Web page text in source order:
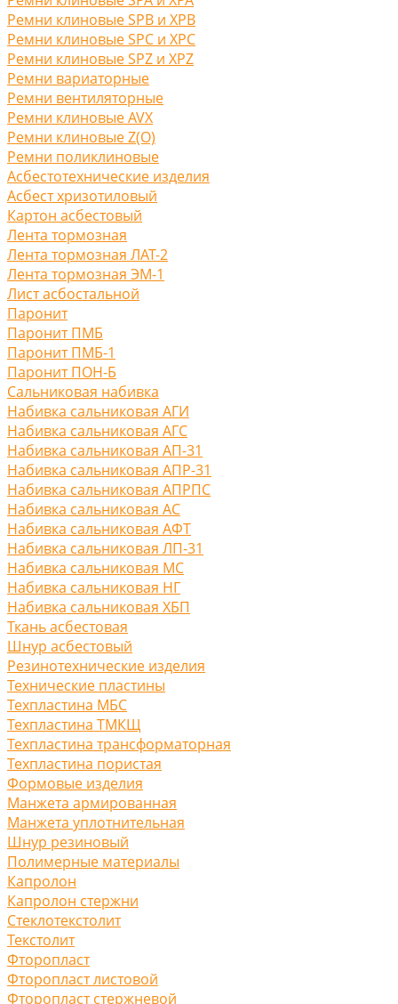
Ремни клиновые SPB и XPB
Ремни клиновые SPC и XPC
Ремни клиновые SPZ и XPZ
Ремни вариаторные
Ремни вентиляторные
Ремни клиновые AVX
Ремни клиновые Z(O)
Ремни поликлиновые
Асбестотехнические изделия
Асбест хризотиловый
Картон асбестовый
Лента тормозная
Лента тормозная ЛАТ-2
Лента тормозная ЭМ-1
Лист асбостальной
Паронит
Паронит ПМБ
Паронит ПМБ-1
Паронит ПОН-Б
Сальниковая набивка
Набивка сальниковая АГИ
Набивка сальниковая АГС
Набивка сальниковая АП-31
Набивка сальниковая АПР-31
Набивка сальниковая АПРПС
Набивка сальниковая АС
Набивка сальниковая АФТ
Набивка сальниковая ЛП-31
Набивка сальниковая МС
Набивка сальниковая НГ
Набивка сальниковая ХБП
Ткань асбестовая
Шнур асбестовый
Резинотехнические изделия
Технические пластины
Техпластина МБС
Техпластина ТМКЩ
Техпластина трансформаторная
Техпластина пористая
Формовые изделия
Манжета армированная
Манжета уплотнительная
Шнур резиновый
Полимерные материалы
Капролон
Капролон стержни
Стеклотекстолит
Текстолит
Фторопласт
Фторопласт листовой
Фторопласт стержневой